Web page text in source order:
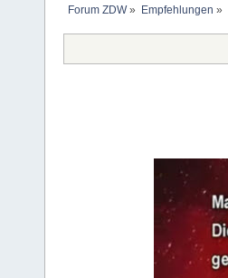
Forum ZDW» Empfehlungen »